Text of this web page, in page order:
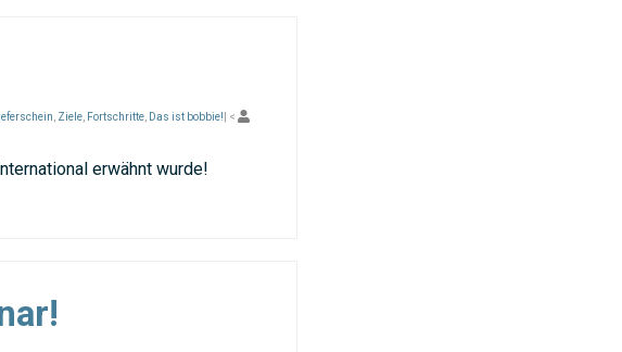
Ziele Fortschritte Das ist bobbie! | <
erwähnt wurde!